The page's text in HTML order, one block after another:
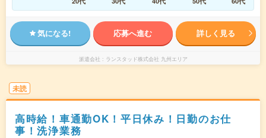
気になる! 応募へ進む 詳しく見る
派遣会社 ランスタッド株式会社 九州エリア
未読
高時給！車通勤OK！平日休み！日勤のお仕
事！洗浄業務